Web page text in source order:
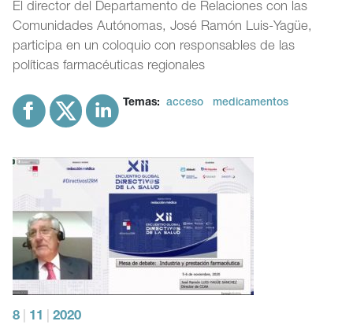
El director del Departamento de Relaciones con las
Comunidades Autónomas, José Ramón Luis-Yagüe,
participa en un coloquio con responsables de las
políticas farmacéuticas regionales
Temas: acceso medicamentos
8 11 2020